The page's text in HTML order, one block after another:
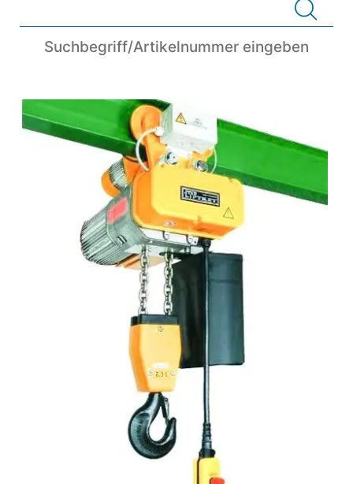
Suchbegriff/Artikelnummer eingeben